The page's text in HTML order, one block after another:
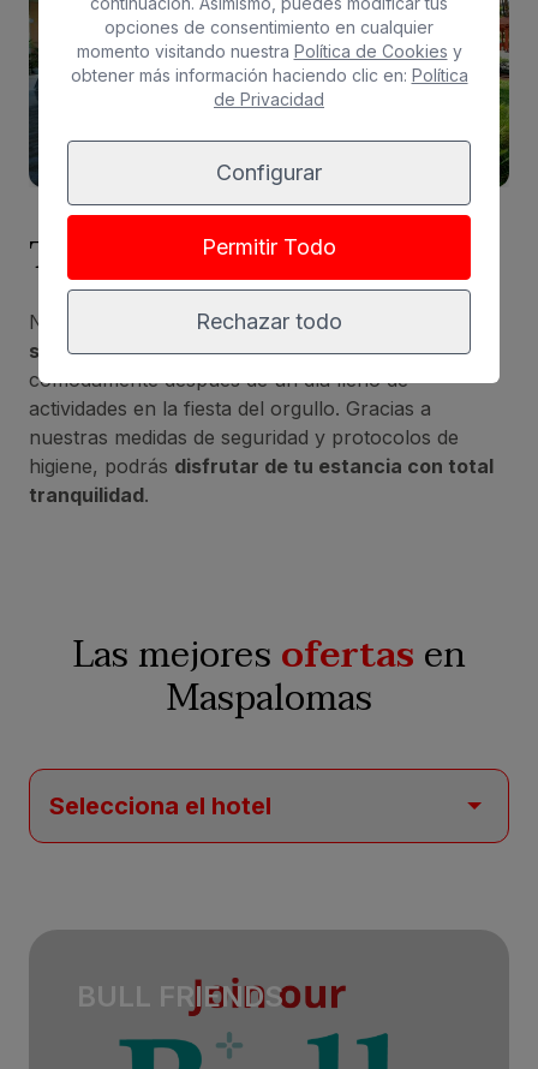
Tranquilidad y bienestar
Nuestros alojamientos proporcionan un
seguroyapaciblepara que puedas descansar
cómodamente después de un día lleno de
actividades en la fiesta del orgullo. Gracias a
nuestras medidas de seguridad y protocolos de
higiene, podrás disfrutar de tu estancia con total
tranquilidad.
Las mejoresofertasen
Maspalomas
BULL FRIENDS
opciones de consentimiento en cualquier
momento visitando nuestra Política de Cookies y
obtener más información haciendo clic en: Política
de Privacidad
Configurar
Permitir Todo
Rechazar todo